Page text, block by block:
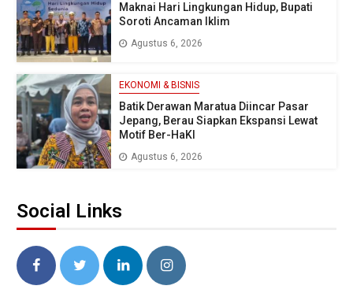
Maknai Hari Lingkungan Hidup, Bupati
Soroti Ancaman Iklim
Agustus 6, 2026
EKONOMI & BISNIS
Batik Derawan Maratua Diincar Pasar
Jepang, Berau Siapkan Ekspansi Lewat
Motif Ber-HaKI
Agustus 6, 2026
Social Links